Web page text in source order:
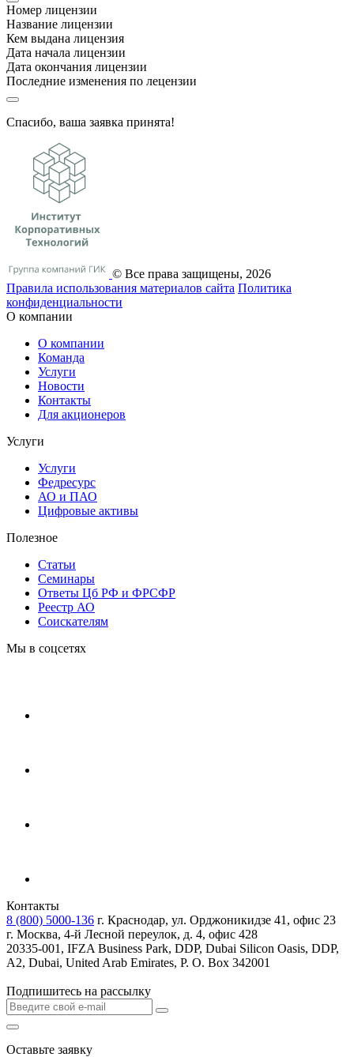
Номер лицензии
Название лицензии
Кем выдана лицензия
Дата начала лицензии
Дата окончания лицензии
Последние изменения по лецензии
Спасибо, ваша заявка принята!
© Все права защищены, 2026
Правила использования материалов сайта Политика
конфиденциальности
О компании
О компании
Команда
Услуги
Новости
Контакты
Для акционеров
Услуги
Услуги
Федресурс
АО и ПАО
Цифровые активы
Полезное
Статьи
Cеминары
Ответы Цб РФ и ФРСФР
Реестр АО
Соискателям
Мы в соцсетях
Контакты
8 (800) 5000-136 г. Краснодар, ул. Орджоникидзе 41, офис 23
г. Москва, 4-й Лесной переулок, д. 4, офис 428
20335-001, IFZA Business Park, DDP, Dubai Silicon Oasis, DDP,
A2, Dubai, United Arab Emirates, P. O. Box 342001
Подпишитесь на рассылку
Оставьте заявку